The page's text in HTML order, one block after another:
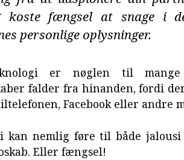
koste fængsel at snage i
personlige oplysninger.
er nøglen til mange
falder fra hinanden, fordi
Facebook eller andre
kan nemlig føre til både jalousi
Eller fængsel!